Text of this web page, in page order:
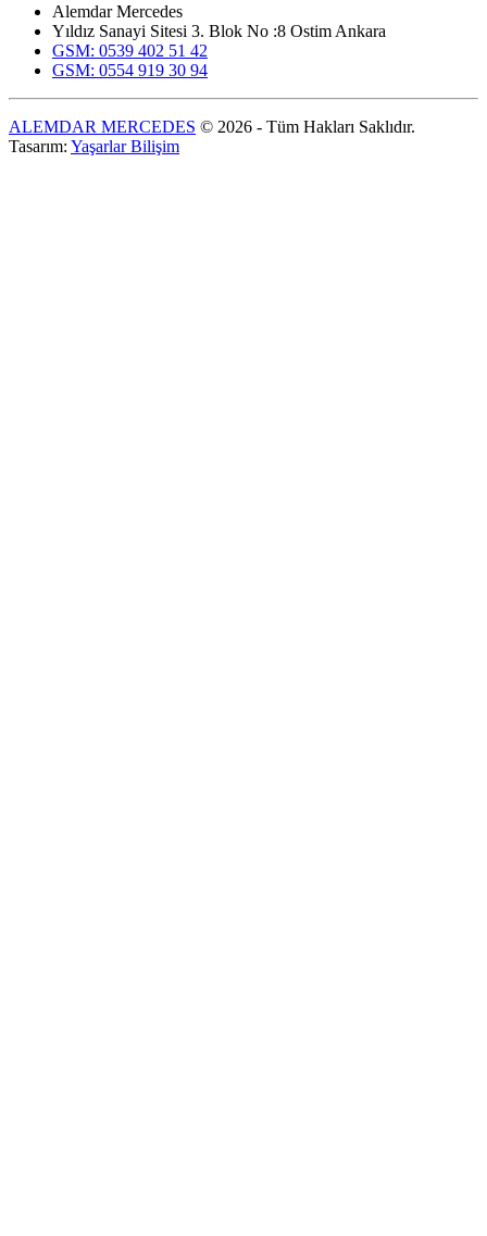
Alemdar Mercedes
Yıldız Sanayi Sitesi 3. Blok No :8 Ostim Ankara
GSM: 0539 402 51 42
GSM: 0554 919 30 94
ALEMDAR MERCEDES © 2026 - Tüm Hakları Saklıdır.
Tasarım: Yaşarlar Bilişim